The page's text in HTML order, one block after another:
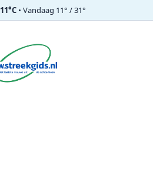
11°C• Vandaag 11° / 31°